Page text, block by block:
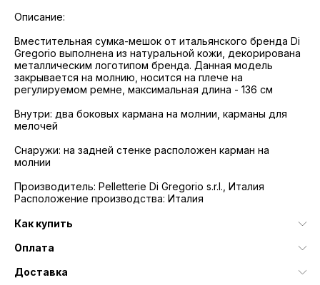
Описание:
Вместительная сумка-мешок от итальянского бренда Di
Gregorio выполнена из натуральной кожи, декорирована
металлическим логотипом бренда. Данная модель
закрывается на молнию, носится на плече на
регулируемом ремне, максимальная длина - 136 см
Внутри: два боковых кармана на молнии, карманы для
мелочей
Снаружи: на задней стенке расположен карман на
молнии
Производитель: Pelletterie Di Gregorio s.r.l., Италия
Расположение производства: Италия
Как купить
Оплата
Доставка